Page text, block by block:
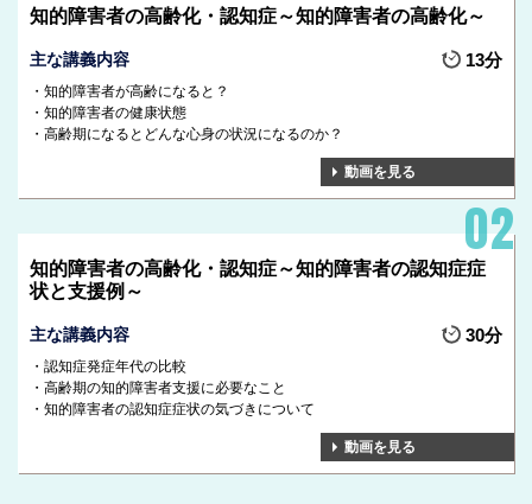
知的障害者の高齢化・認知症～知的障害者の高齢化～
主な講義内容 13分
知的障害者が高齢になると？
知的障害者の健康状態
高齢期になるとどんな心身の状況になるのか？
動画を見る
知的障害者の高齢化・認知症～知的障害者の認知症症
状と支援例～
主な講義内容 30分
認知症発症年代の比較
高齢期の知的障害者支援に必要なこと
知的障害者の認知症症状の気づきについて
動画を見る